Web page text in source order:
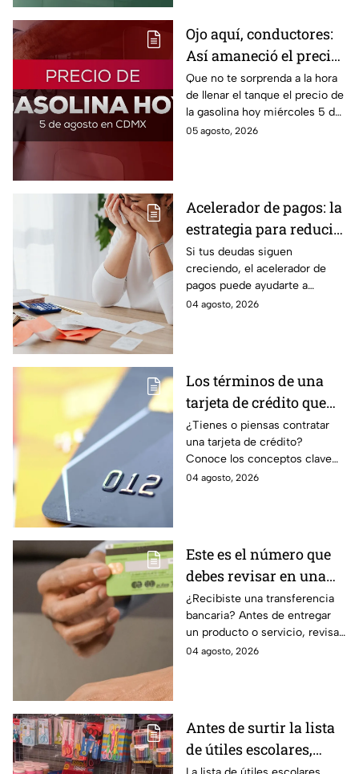
Ojo aquí, conductores:
Así amaneció el precio
de la gasolina HOY
Que no te sorprenda a la hora
de llenar el tanque el precio de
la gasolina hoy miércoles 5 de
agosto 2026; aquí te dejamos
05 agosto, 2026
Acelerador de pagos: la
estrategia para reducir
tus deudas más rápido
y recuperar el control
de tus finanzas
Si tus deudas siguen
creciendo, el acelerador de
pagos puede ayudarte a
ordenar tus finanzas, priorizar
04 agosto, 2026
Los términos de una
tarjeta de crédito que
debes entender para
evitar deudas
¿Tienes o piensas contratar
una tarjeta de crédito?
Conoce los conceptos clave
como CAT, fecha de corte,
04 agosto, 2026
Este es el número que
debes revisar en una
transferencia bancaria
para evitar fraudes
¿Recibiste una transferencia
bancaria? Antes de entregar
un producto o servicio, revisa
este número clave para
04 agosto, 2026
Antes de surtir la lista
de útiles escolares,